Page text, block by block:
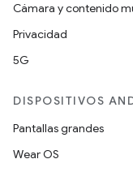
Cámara y contenido
Privacidad
5G
DISPOSITIVOS
Pantallas grandes
Wear OS